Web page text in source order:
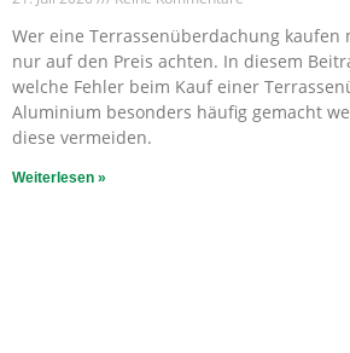
Wer eine Terrassenüberdachung kaufen
nur auf den Preis achten. In diesem
welche Fehler beim Kauf einer
Aluminium besonders häufig gemacht
diese vermeiden.
Weiterlesen »